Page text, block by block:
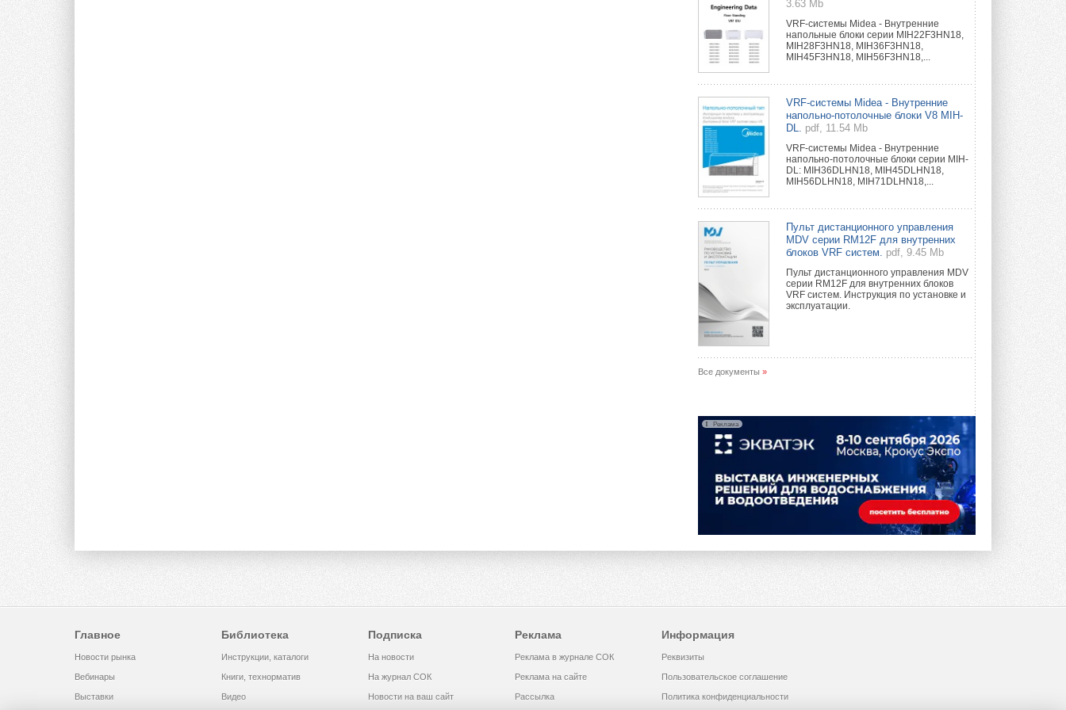
3.63 Mb
VRF-системы Midea - Внутренние
напольные блоки серии MIH22F3HN18,
MIH28F3HN18, MIH36F3HN18,
MIH45F3HN18, MIH56F3HN18,...
VRF-системы Midea - Внутренние
напольно-потолочные блоки V8 MIH-
DL.
pdf, 11.54 Mb
VRF-системы Midea - Внутренние
напольно-потолочные блоки серии MIH-
DL: MIH36DLHN18, MIH45DLHN18,
MIH56DLHN18, MIH71DLHN18,...
Пульт дистанционного управления
MDV серии RM12F для внутренних
блоков VRF систем.
pdf, 9.45 Mb
Пульт дистанционного управления MDV
серии RM12F для внутренних блоков
VRF систем. Инструкция по установке и
эксплуатации.
Все документы »
Реклама
Главное
Новости рынка
Вебинары
Выставки
Библиотека
Инструкции, каталоги
Книги, технорматив
Видео
Подписка
На новости
На журнал СОК
Новости на ваш сайт
Реклама
Реклама в журнале СОК
Реклама на сайте
Рассылка
Информация
Реквизиты
Пользовательское соглашение
Политика конфиденциальности